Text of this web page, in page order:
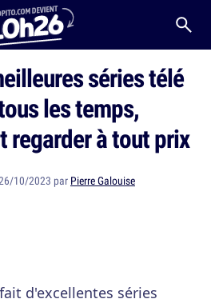
séries télé
les temps,
regarder à tout prix
10/2023 par Pierre Galouise
d'excellentes séries